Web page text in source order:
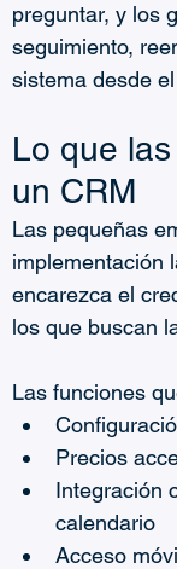
preguntar, y los
seguimiento,
sistema desde
Lo que
un CRM
Las pequeñas
implementación
encarezca el
los que buscan
Las funciones
Precios
Integración
calendario
Acceso